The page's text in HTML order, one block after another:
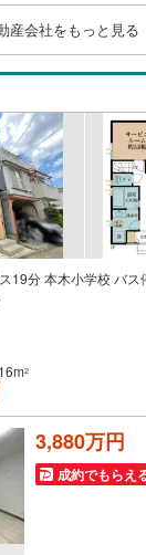
。専属FPがお引渡
不動産キャンペーン
ナスがもらえるキ
IDでログイン
産会社をもっと見る
19分 本木小学校 バス
2
3,880万円
成約でもらえ